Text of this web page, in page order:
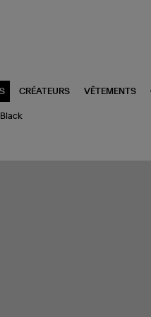
CRÉATEURS VÊTEMENTS